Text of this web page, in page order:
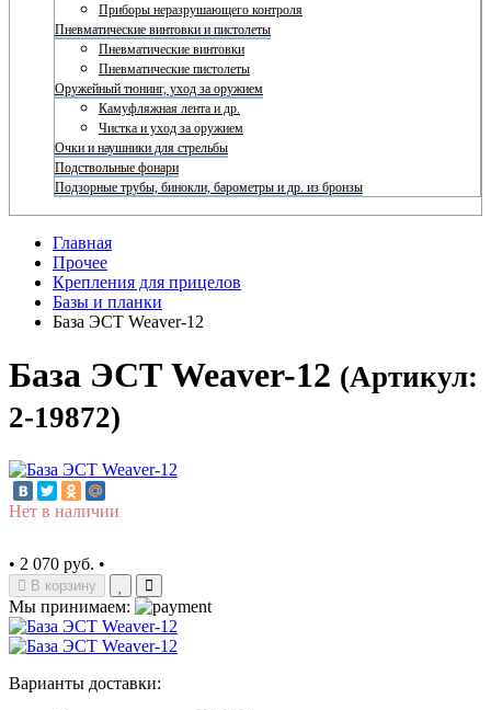
Приборы неразрушающего контроля
Пневматические винтовки и пистолеты
Пневматические винтовки
Пневматические пистолеты
Оружейный тюнинг, уход за оружием
Камуфляжная лента и др.
Чистка и уход за оружием
Очки и наушники для стрельбы
Подствольные фонари
Подзорные трубы, бинокли, барометры и др. из бронзы
Главная
Прочее
Крепления для прицелов
Базы и планки
База ЭСТ Weaver-12
База ЭСТ Weaver-12 (Артикул:
2-19872)
Нет в наличии
• 2 070 руб. •
В корзину
Мы принимаем:
Варианты доставки: